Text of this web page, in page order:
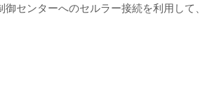
センターへのセルラー接続を利用して